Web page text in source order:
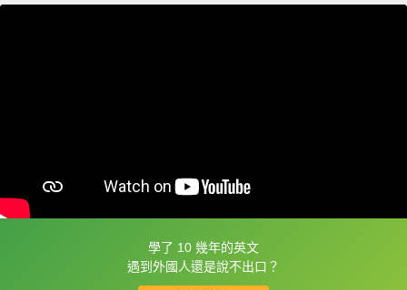
學了 10 幾年的英文
遇到外國人還是說不出口？
框選或點兩下字幕可以直接查字典喔！